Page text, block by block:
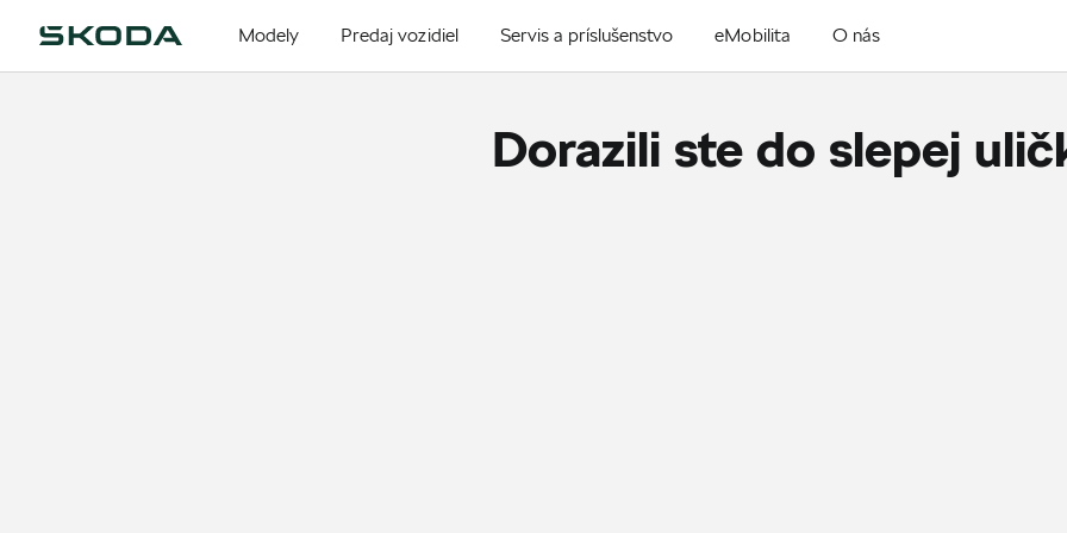
Modely Predaj vozidiel Servis a príslušenstvo eMobilita O nás
Dorazili ste do slepej